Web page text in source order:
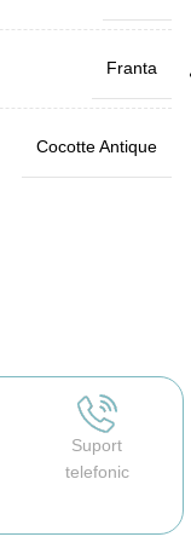
Franta
Cocotte Antique
Suport
telefonic